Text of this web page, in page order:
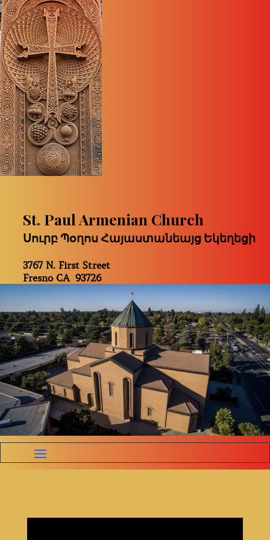
St. Paul Armenian Church
Սուրբ Պօղոս Հայաստանեայց Եկեղեցի
3767 N. First Street
Fresno CA 93726